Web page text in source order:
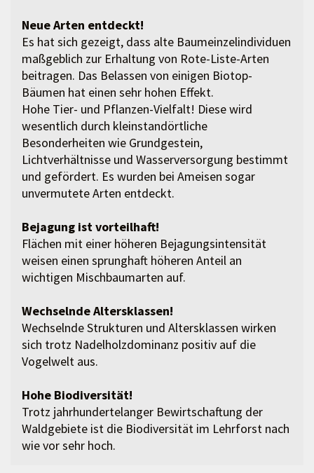
Neue Arten entdeckt!
Es hat sich gezeigt, dass alte Baumeinzelindividuen
maßgeblich zur Erhaltung von Rote-Liste-Arten
beitragen. Das Belassen von einigen Biotop-
Bäumen hat einen sehr hohen Effekt.
Hohe Tier- und Pflanzen-Vielfalt! Diese wird
wesentlich durch kleinstandörtliche
Besonderheiten wie Grundgestein,
Lichtverhältnisse und Wasserversorgung bestimmt
und gefördert. Es wurden bei Ameisen sogar
unvermutete Arten entdeckt.
Bejagung ist vorteilhaft!
Flächen mit einer höheren Bejagungsintensität
weisen einen sprunghaft höheren Anteil an
wichtigen Mischbaumarten auf.
Wechselnde Altersklassen!
Wechselnde Strukturen und Altersklassen wirken
sich trotz Nadelholzdominanz positiv auf die
Vogelwelt aus.
Hohe Biodiversität!
Trotz jahrhundertelanger Bewirtschaftung der
Waldgebiete ist die Biodiversität im Lehrforst nach
wie vor sehr hoch.